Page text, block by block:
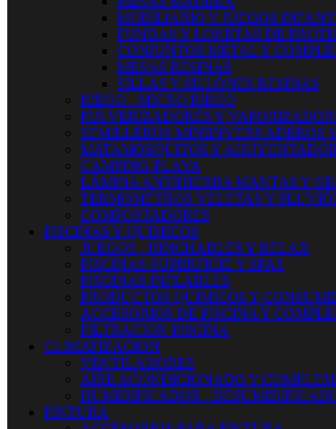
MOBILIARIO Y JUEGOS
FUNDAS Y LONETAS DE
CONJUNTOS METAL Y
MESAS RESINAS
SILLAS Y SILLONES RESINAS
RIEGO - MICRO RIEGO
PULVERIZADORES Y
SEMILLEROS MINIINVERNADEROS
MATAMOSQUITOS Y
CAMPING-PLAYA
LÁMINA ANTIHIERBA MANTAS Y
TERMOMETROS VELETAS Y
COMPOSTADORES
PISCINAS Y QUIMICOS
JUEGOS - HINCHABLES Y RELAX
PISCINAS SUPERFICIE Y SPAS
PISCINAS INFLABLES
PRODUCTOS QUIMICOS Y
ACCESORIOS DE PISCINA Y
FILTRACION PISCINA
CLIMATIZACION
VENTILADORES
AIRE ACONDICIONADO Y
HUMIDIFICADOR -
PINTURA